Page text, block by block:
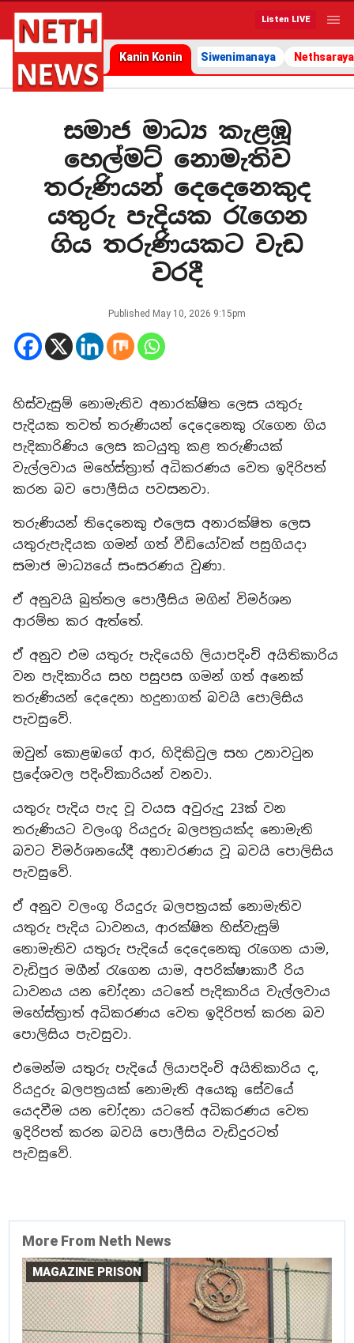
Listen LIVE
Kanin Konin Siwenimanaya Nethsaraya
සමාජ මාධ්‍ය කැළඹූ
හෙල්මට් නොමැතිව
තරුණියන් දෙදෙනෙකුද
යතුරු පැදියක රැගෙන
ගිය තරුණියකට වැඩ
වරදී
Published May 10, 2026 9:15pm
හිස්වැසුම් නොමැතිව අනාරක්ෂිත ලෙස යතුරු
පැදියක තවත් තරුණියන් දෙදෙනෙකු රැගෙන ගිය
පැදිකාරිණිය ලෙස කටයුතු කළ තරුණියක්
වැල්ලවාය මහේස්ත්‍රාත් අධිකරණය වෙත ඉදිරිපත්
කරන බව පොලීසිය පවසනවා.
තරුණියන් තිදෙනෙකු එලෙස අනාරක්ෂිත ලෙස
යතුරුපැදියක ගමන් ගත් වීඩියෝවක් පසුගියදා
සමාජ මාධ්‍යයේ සංසරණය වුණා.
ඒ අනුවයි බුත්තල පොලීසිය මගින් විමර්ශන
ආරම්භ කර ඇත්තේ.
ඒ අනුව එම යතුරු පැදියෙහි ලියාපදිංචි අයිතිකාරිය
වන පැදිකාරිය සහ පසුපස ගමන් ගත් අනෙක්
තරුණියන් දෙදෙනා හදුනාගත් බවයි පොලිසිය
පැවසුවේ.
ඔවුන් කොළඹගේ ආර, හිදිකිවුල සහ උනාවටුන
ප්‍රදේශවල පදිංචිකාරියන් වනවා.
යතුරු පැදිය පැද වූ වයස අවුරුදු 23ක් වන
තරුණියට වලංගු රියදුරු බලපත්‍රයක්ද නොමැති
බවට විමර්ශනයේදී අනාවරණය වූ බවයි පොලිසිය
පැවසුවේ.
ඒ අනුව වලංගු රියදුරු බලපත්‍රයක් නොමැතිව
යතුරු පැදිය ධාවනය, ආරක්ෂිත හිස්වැසුම්
නොමැතිව යතුරු පැදියේ දෙදෙනෙකු රැගෙන යාම,
වැඩිපුර මගීන් රැගෙන යාම, අපරික්ෂාකාරී රිය
ධාවනය යන චෝදනා යටතේ පැදිකාරිය වැල්ලවාය
මහේස්ත්‍රාත් අධිකරණය වෙත ඉදිරිපත් කරන බව
පොලිසිය පැවසුවා.
එමෙන්ම යතුරු පැදියේ ලියාපදිංචි අයිතිකාරිය ද,
රියදුරු බලපත්‍රයක් නොමැති අයෙකු සේවයේ
යෙදවීම යන චෝදනා යටතේ අධිකරණය වෙත
ඉදිරිපත් කරන බවයි පොලීසිය වැඩිදුරටත්
පැවසුවේ.
More From Neth News
MAGAZINE PRISON